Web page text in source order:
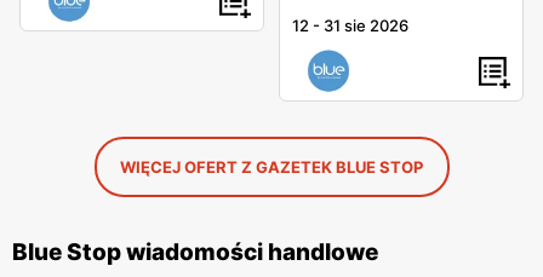
12 - 31 sie 2026
WIĘCEJ OFERT Z GAZETEK BLUE STOP
Blue Stop wiadomości handlowe